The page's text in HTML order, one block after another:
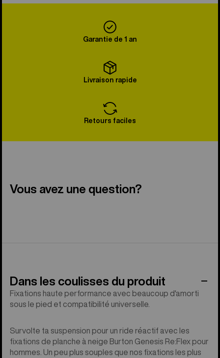
Garantie de 1 an
Livraison rapide
Retours faciles
Vous avez une question?
Dans les coulisses du produit
Fixations haute performance avec beaucoup d'amorti
sous le pied et compatibilité universelle.
Survolte ta suspension pour un ride réactif avec les
fixations de planche à neige Burton Genesis Re:Flex pour
hommes. Un peu plus souples que nos fixations les plus